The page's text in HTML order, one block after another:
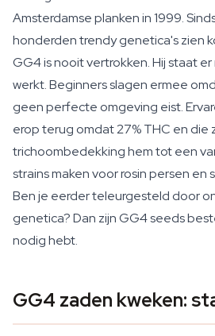
Amsterdamse planken in 1999.
honderden trendy genetica's zien
GG4 is nooit vertrokken. Hij staat
werkt. Beginners slagen ermee
geen perfecte omgeving eist.
erop terug omdat 27% THC en die
trichoombedekking hem tot een
strains maken voor rosin persen en
Ben je eerder teleurgesteld door
genetica? Dan zijn GG4 seeds
nodig hebt.
GG4 zaden kweken: